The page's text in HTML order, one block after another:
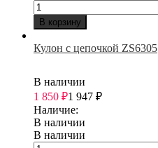
В корзину
Кулон с цепочкой ZS6305
В наличии
1 850 ₽1 947 ₽
Наличие:
В наличии
В наличии